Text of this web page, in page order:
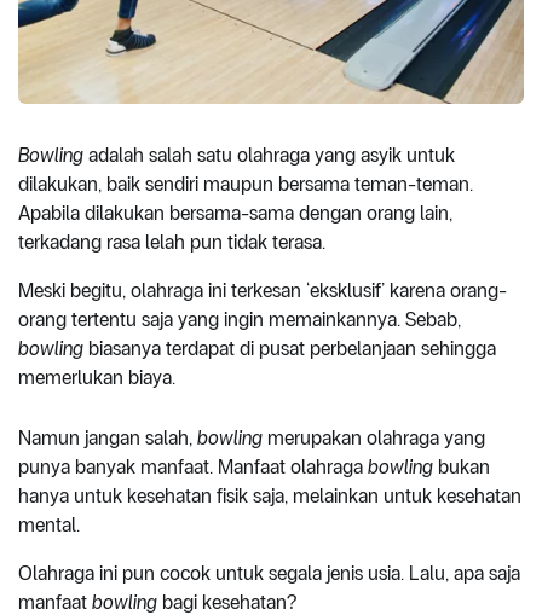
Bowling adalah salah satu olahraga yang asyik untuk
dilakukan, baik sendiri maupun bersama teman-teman.
Apabila dilakukan bersama-sama dengan orang lain,
terkadang rasa lelah pun tidak terasa.
Meski begitu, olahraga ini terkesan ‘eksklusif’ karena orang-
orang tertentu saja yang ingin memainkannya. Sebab,
bowling biasanya terdapat di pusat perbelanjaan sehingga
memerlukan biaya.
Namun jangan salah, bowling merupakan olahraga yang
punya banyak manfaat. Manfaat olahraga bowling bukan
hanya untuk kesehatan fisik saja, melainkan untuk kesehatan
mental.
Olahraga ini pun cocok untuk segala jenis usia. Lalu, apa saja
manfaat bowling bagi kesehatan?